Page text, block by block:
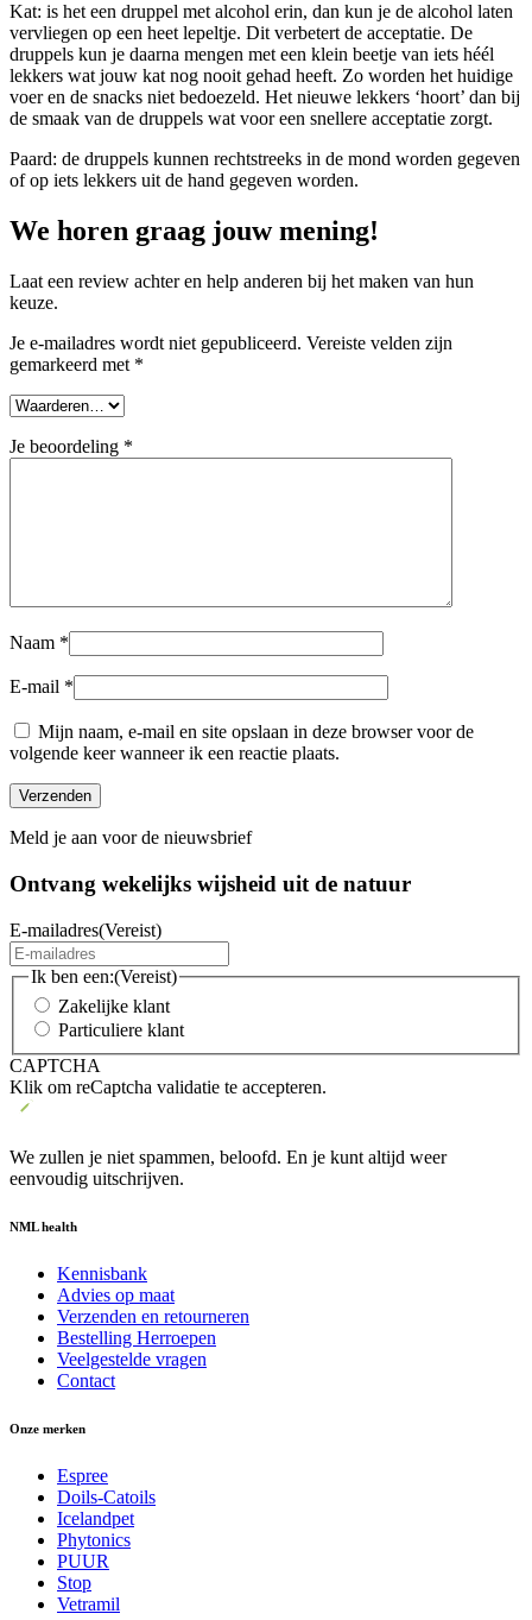
Kat: is het een druppel met alcohol erin, dan kun je de alcohol laten
vervliegen op een heet lepeltje. Dit verbetert de acceptatie. De
druppels kun je daarna mengen met een klein beetje van iets héél
lekkers wat jouw kat nog nooit gehad heeft. Zo worden het huidige
voer en de snacks niet bedoezeld. Het nieuwe lekkers ‘hoort’ dan bij
de smaak van de druppels wat voor een snellere acceptatie zorgt.
Paard: de druppels kunnen rechtstreeks in de mond worden gegeven
of op iets lekkers uit de hand gegeven worden.
We horen graag jouw mening!
Laat een review achter en help anderen bij het maken van hun
keuze.
Je e-mailadres wordt niet gepubliceerd. Vereiste velden zijn
gemarkeerd met *
Je beoordeling *
Naam *
E-mail *
Mijn naam, e-mail en site opslaan in deze browser voor de
volgende keer wanneer ik een reactie plaats.
Meld je aan voor de nieuwsbrief
Ontvang wekelijks wijsheid uit de natuur
E-mailadres(Vereist)
Ik ben een:(Vereist)
Zakelijke klant
Particuliere klant
CAPTCHA
Klik om reCaptcha validatie te accepteren.
We zullen je niet spammen, beloofd. En je kunt altijd weer
eenvoudig uitschrijven.
NML health
Kennisbank
Advies op maat
Verzenden en retourneren
Bestelling Herroepen
Veelgestelde vragen
Contact
Onze merken
Espree
Doils-Catoils
Icelandpet
Phytonics
PUUR
Stop
Vetramil